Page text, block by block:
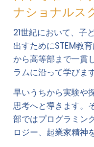
ナショナルス
21世紀において、子
出すためにSTEM教
から高等部まで一貫
ラムに沿って学びま
早いうちから実験や
思考へと導きます。
部ではプログラミン
ロジー、起業家精神